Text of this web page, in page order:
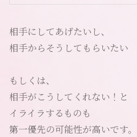
相手にしてあげたいし、
相手からそうしてもらいたい
もしくは、
相手がこうしてくれない！と
イライラするものも
第一優先の可能性が高いです。